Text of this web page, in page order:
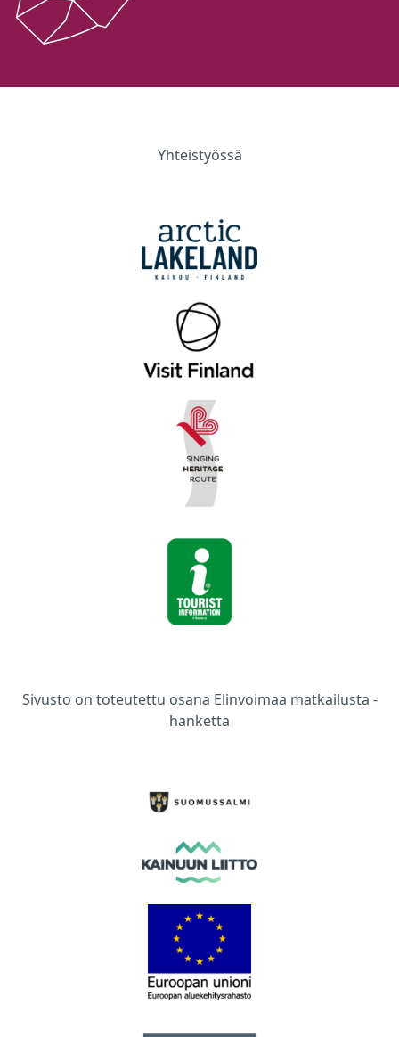
Yhteistyössä
Sivusto on toteutettu osana Elinvoimaa matkailusta -
hanketta